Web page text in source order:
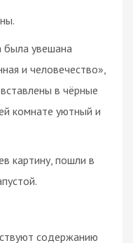
была увешана
и человечество»,
в чёрные
комнате уютный и
картину, пошли в
содержанию